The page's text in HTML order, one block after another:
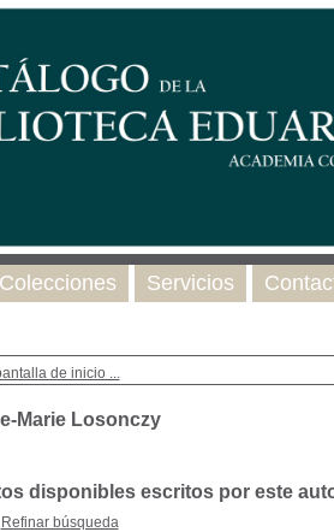
de inicio ...
Marie Losonczy
disponibles escritos por este
Refinar búsqueda
Colecciones Servicios